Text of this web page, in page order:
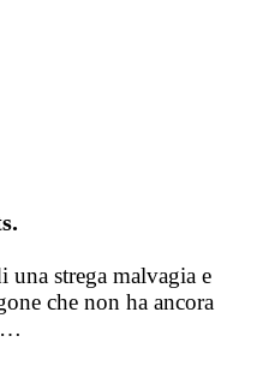
strega malvagia e
che non ha ancora